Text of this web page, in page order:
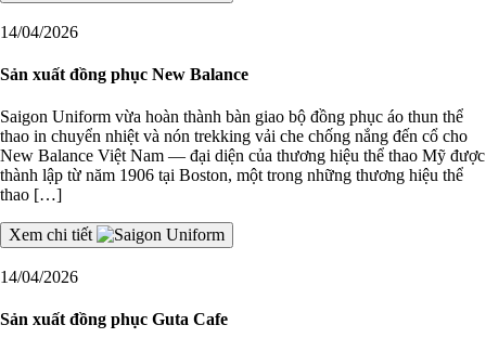
14/04/2026
Sản xuất đồng phục New Balance
Saigon Uniform vừa hoàn thành bàn giao bộ đồng phục áo thun thể
thao in chuyển nhiệt và nón trekking vải che chống nắng đến cổ cho
New Balance Việt Nam — đại diện của thương hiệu thể thao Mỹ được
thành lập từ năm 1906 tại Boston, một trong những thương hiệu thể
thao […]
Xem chi tiết
14/04/2026
Sản xuất đồng phục Guta Cafe